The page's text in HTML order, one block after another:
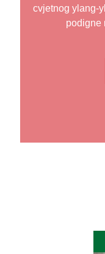
cvjetnog ylang-
podigne